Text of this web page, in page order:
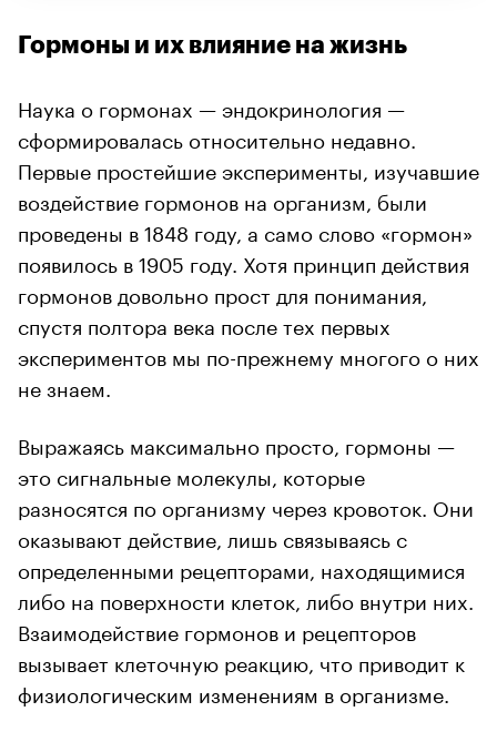
Гормоны и их влияние на жизнь
Наука о гормонах — эндокринология —
сформировалась относительно недавно.
Первые простейшие эксперименты, изучавшие
воздействие гормонов на организм, были
проведены в 1848 году, а само слово «гормон»
появилось в 1905 году. Хотя принцип действия
гормонов довольно прост для понимания,
спустя полтора века после тех первых
экспериментов мы по-прежнему многого о них
не знаем.
Выражаясь максимально просто, гормоны —
это сигнальные молекулы, которые
разносятся по организму через кровоток. Они
оказывают действие, лишь связываясь с
определенными рецепторами, находящимися
либо на поверхности клеток, либо внутри них.
Взаимодействие гормонов и рецепторов
вызывает клеточную реакцию, что приводит к
физиологическим изменениям в организме.